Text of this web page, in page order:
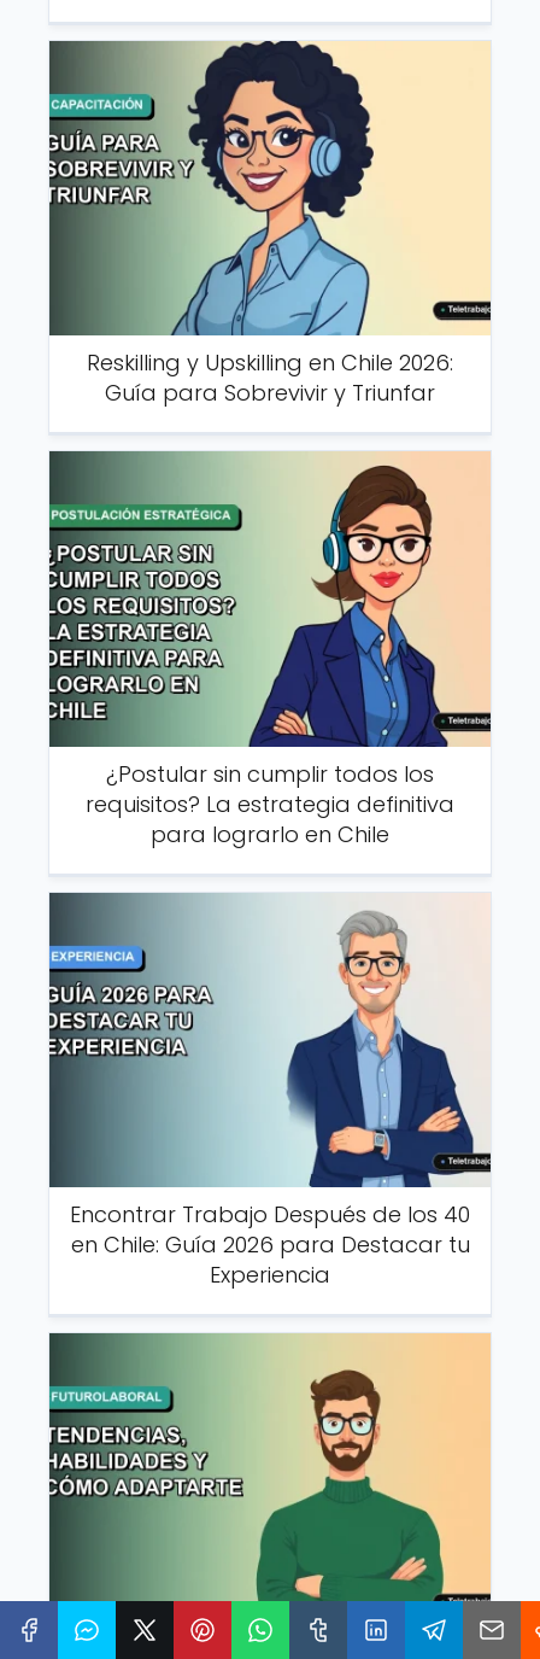
Reskilling y Upskilling en Chile 2026:
Guía para Sobrevivir y Triunfar
¿Postular sin cumplir todos los
requisitos? La estrategia definitiva
para lograrlo en Chile
Encontrar Trabajo Después de los 40
en Chile: Guía 2026 para Destacar tu
Experiencia